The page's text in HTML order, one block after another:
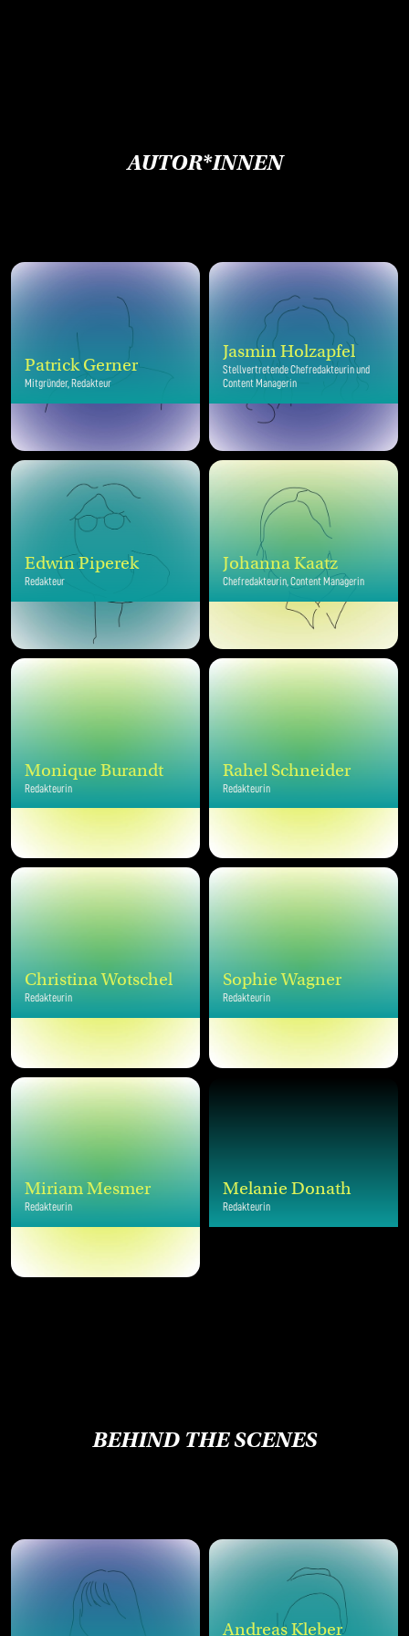
AUTOR*INNEN
Patrick Gerner
Mitgründer, Redakteur
Jasmin Holzapfel
Stellvertretende Chefredakteurin und
Content Managerin
Edwin Piperek
Redakteur
Johanna Kaatz
Chefredakteurin, Content Managerin
Monique Burandt
Redakteurin
Rahel Schneider
Redakteurin
Christina Wotschel
Redakteurin
Sophie Wagner
Redakteurin
Miriam Mesmer
Redakteurin
Melanie Donath
Redakteurin
BEHIND THE SCENES
Andreas Kleber